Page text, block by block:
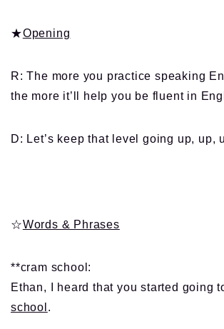
★Opening
R: The more you practice speaking
the more it’ll help you be fluent in
D: Let’s keep that level going up, up,
☆Words & Phrases
**cram school:
Ethan, I heard that you started going
school .